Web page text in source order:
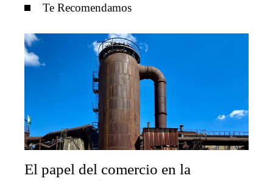
Te Recomendamos
El papel del comercio en la